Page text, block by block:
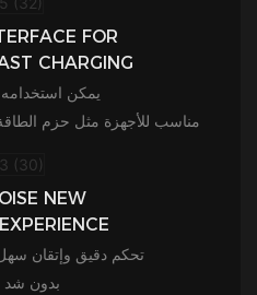
FOR
CHARGING
يمكن استخدامه
مناسب للأجهزة مثل حزم
NEW
تحكم دقيق وإتقان
بدون شد